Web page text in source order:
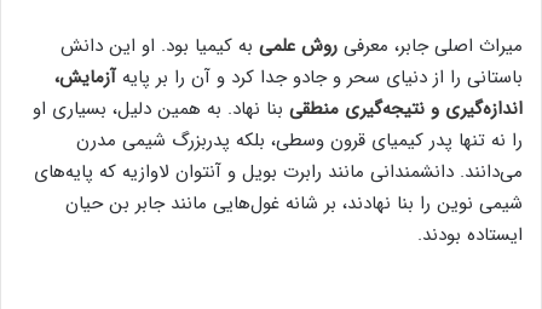
میراث اصلی جابر، معرفی روش علمی به کیمیا بود. او این دانش
باستانی را از دنیای سحر و جادو جدا کرد و آن را بر پایهآزمایش،
اندازه‌گیری و نتیجه‌گیری منطقی بنا نهاد. به همین دلیل، بسیاری او
را نه تنها پدر کیمیای قرون وسطی، بلکه پدربزرگ شیمی مدرن
می‌دانند. دانشمندانی مانند رابرت بویل و آنتوان لاوازیه که پایه‌های
شیمی نوین را بنا نهادند، بر شانه غول‌هایی مانند جابر بن حیان
ایستاده بودند.